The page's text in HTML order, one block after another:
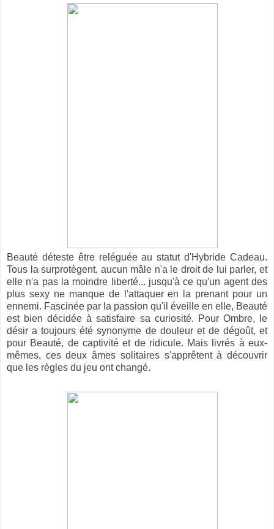
Beauté déteste être reléguée au statut d'Hybride Cadeau.
Tous la surprotègent, aucun mâle n'a le droit de lui parler, et
elle n'a pas la moindre liberté... jusqu'à ce qu'un agent des
plus sexy ne manque de l'attaquer en la prenant pour un
ennemi. Fascinée par la passion qu'il éveille en elle, Beauté
est bien décidée à satisfaire sa curiosité. Pour Ombre, le
désir a toujours été synonyme de douleur et de dégoût, et
pour Beauté, de captivité et de ridicule. Mais livrés à eux-
mêmes, ces deux âmes solitaires s'apprêtent à découvrir
que les règles du jeu ont changé.